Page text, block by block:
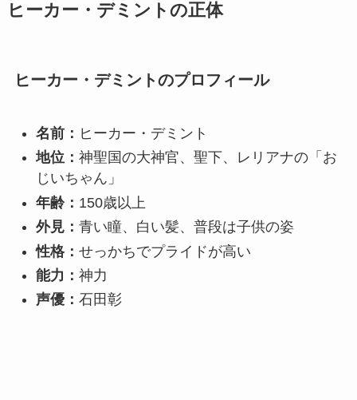
ヒーカー・デミントの正体
ヒーカー・デミントのプロフィール
名前： ヒーカー・デミント
地位： 神聖国の大神官、聖下、レリアナの「お
じいちゃん」
年齢： 150歳以上
外見： 青い瞳、白い髪、普段は子供の姿
性格： せっかちでプライドが高い
能力： 神力
声優： 石田彰